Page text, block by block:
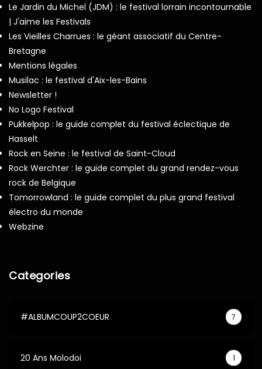
Le Jardin du Michel (JDM) : le festival lorrain incontournable
| J'aime les Festivals
Les Vieilles Charrues : le géant associatif du Centre-
Bretagne
Mentions légales
Musilac : le festival d'Aix-les-Bains
Newsletter !
No Logo Festival
Pukkelpop : le guide complet du festival éclectique de
Hasselt
Rock en Seine : le festival de Saint-Cloud
Rock Werchter : le guide complet du grand rendez-vous
rock de Belgique
Tomorrowland : le guide complet du plus grand festival
électro du monde
Webzine
Categories
#ALBUMCOUP2COEUR 7
20 Ans Molodoi 1